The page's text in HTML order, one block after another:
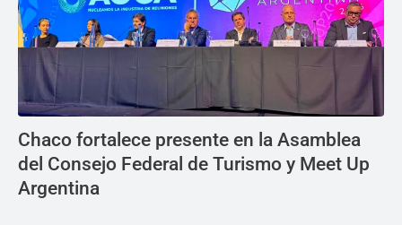
Chaco fortalece presente en la Asamblea
del Consejo Federal de Turismo y Meet Up
Argentina